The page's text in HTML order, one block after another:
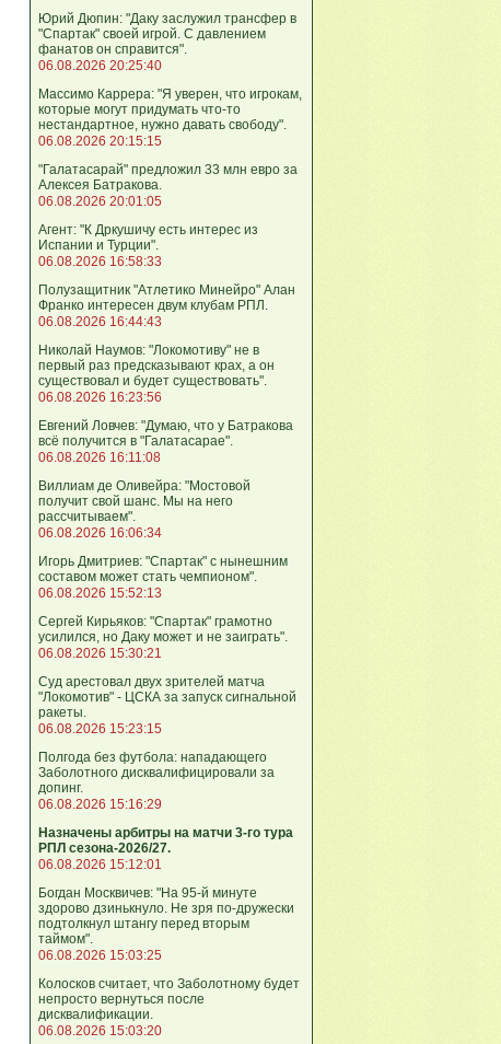
Юрий Дюпин: "Даку заслужил трансфер в
"Спартак" своей игрой. С давлением
фанатов он справится".
06.08.2026 20:25:40
Массимо Каррера: "Я уверен, что игрокам,
которые могут придумать что-то
нестандартное, нужно давать свободу".
06.08.2026 20:15:15
"Галатасарай" предложил 33 млн евро за
Алексея Батракова.
06.08.2026 20:01:05
Агент: "К Дркушичу есть интерес из
Испании и Турции".
06.08.2026 16:58:33
Полузащитник "Атлетико Минейро" Алан
Франко интересен двум клубам РПЛ.
06.08.2026 16:44:43
Николай Наумов: "Локомотиву" не в
первый раз предсказывают крах, а он
существовал и будет существовать".
06.08.2026 16:23:56
Евгений Ловчев: "Думаю, что у Батракова
всё получится в "Галатасарае".
06.08.2026 16:11:08
Виллиам де Оливейра: "Мостовой
получит свой шанс. Мы на него
рассчитываем".
06.08.2026 16:06:34
Игорь Дмитриев: "Спартак" с нынешним
составом может стать чемпионом".
06.08.2026 15:52:13
Сергей Кирьяков: "Спартак" грамотно
усилился, но Даку может и не заиграть".
06.08.2026 15:30:21
Суд арестовал двух зрителей матча
"Локомотив" - ЦСКА за запуск сигнальной
ракеты.
06.08.2026 15:23:15
Полгода без футбола: нападающего
Заболотного дисквалифицировали за
допинг.
06.08.2026 15:16:29
Назначены арбитры на матчи 3-го тура
РПЛ сезона-2026/27.
06.08.2026 15:12:01
Богдан Москвичев: "На 95‑й минуте
здорово дзинькнуло. Не зря по‑дружески
подтолкнул штангу перед вторым
таймом".
06.08.2026 15:03:25
Колосков считает, что Заболотному будет
непросто вернуться после
дисквалификации.
06.08.2026 15:03:20